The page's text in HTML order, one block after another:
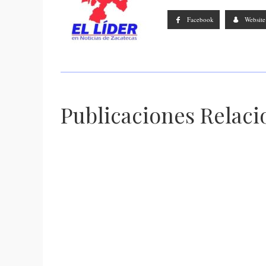
Facebook Website
Publicaciones